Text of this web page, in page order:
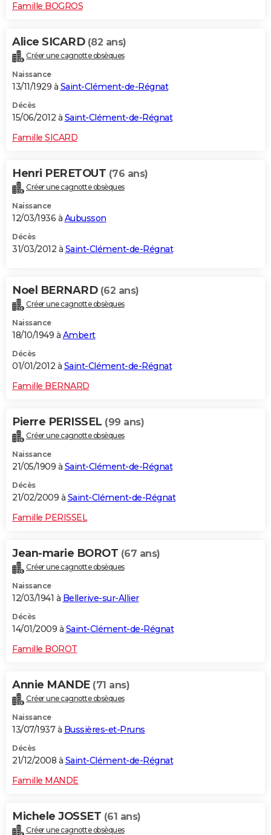
Famille BOGROS
Alice SICARD (82 ans)
Créer une cagnotte obsèques
Naissance
13/11/1929 à Saint-Clément-de-Régnat
Décès
15/06/2012 à Saint-Clément-de-Régnat
Famille SICARD
Henri PERETOUT (76 ans)
Créer une cagnotte obsèques
Naissance
12/03/1936 à Aubusson
Décès
31/03/2012 à Saint-Clément-de-Régnat
Noel BERNARD (62 ans)
Créer une cagnotte obsèques
Naissance
18/10/1949 à Ambert
Décès
01/01/2012 à Saint-Clément-de-Régnat
Famille BERNARD
Pierre PERISSEL (99 ans)
Créer une cagnotte obsèques
Naissance
21/05/1909 à Saint-Clément-de-Régnat
Décès
21/02/2009 à Saint-Clément-de-Régnat
Famille PERISSEL
Jean-marie BOROT (67 ans)
Créer une cagnotte obsèques
Naissance
12/03/1941 à Bellerive-sur-Allier
Décès
14/01/2009 à Saint-Clément-de-Régnat
Famille BOROT
Annie MANDE (71 ans)
Créer une cagnotte obsèques
Naissance
13/07/1937 à Bussières-et-Pruns
Décès
21/12/2008 à Saint-Clément-de-Régnat
Famille MANDE
Michele JOSSET (61 ans)
Créer une cagnotte obsèques